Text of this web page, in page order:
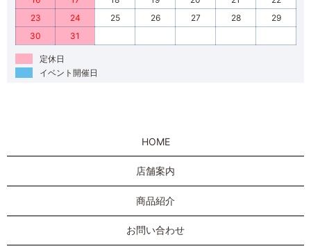
23
24 25 26 27 28
29
30
31
定休日
イベント開催日
HOME
店舗案内
商品紹介
お問い合わせ